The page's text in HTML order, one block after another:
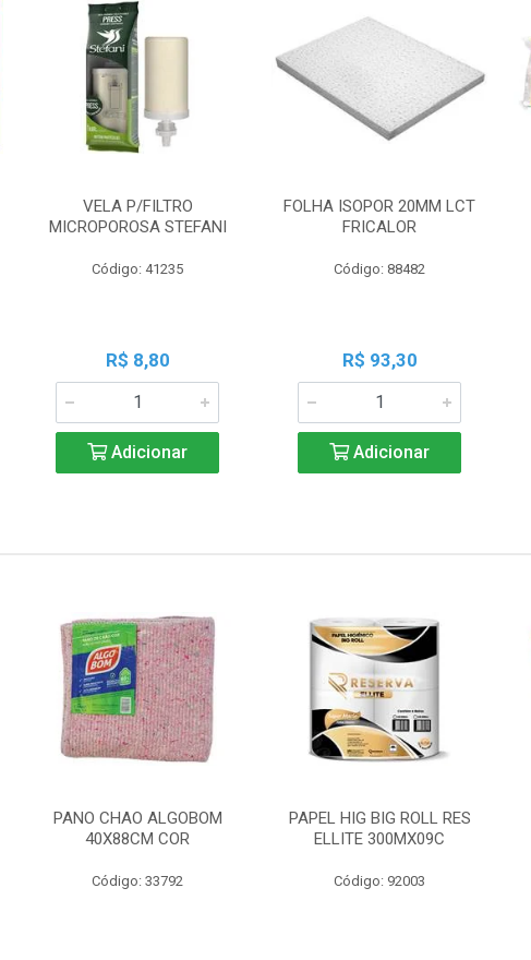
VELA P/FILTRO
MICROPOROSA STEFANI
Código: 41235
R$ 8,80
Adicionar
FOLHA ISOPOR 20MM LCT
FRICALOR
Código: 88482
R$ 93,30
Adicionar
PANO CHAO ALGOBOM
40X88CM COR
Código: 33792
PAPEL HIG BIG ROLL RES
ELLITE 300MX09C
Código: 92003